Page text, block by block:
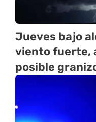
Jueves bajo
viento fuerte,
posible